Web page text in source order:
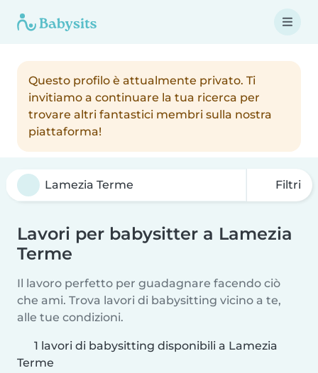
Questo profilo è attualmente privato. Ti
invitiamo a continuare la tua ricerca per
trovare altri fantastici membri sulla nostra
piattaforma!
Filtri
Lavori per babysitter a Lamezia
Terme
Il lavoro perfetto per guadagnare facendo ciò
che ami. Trova lavori di babysitting vicino a te,
alle tue condizioni.
1 lavori di babysitting disponibili a Lamezia
Terme